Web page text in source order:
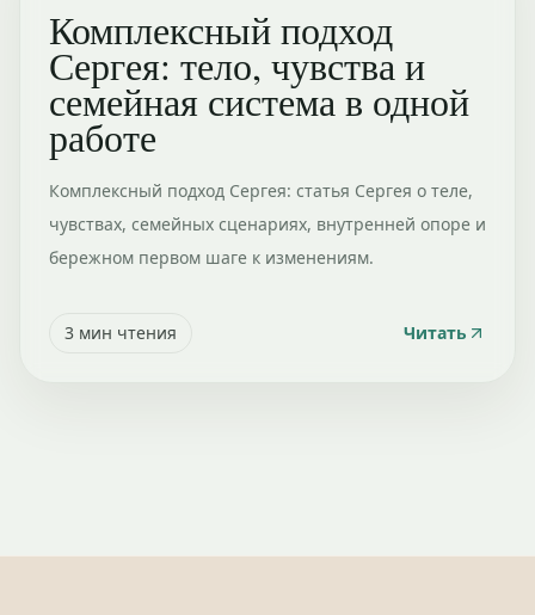
Комплексный подход
Сергея: тело, чувства и
семейная система в одной
работе
Комплексный подход Сергея: статья Сергея о теле,
чувствах, семейных сценариях, внутренней опоре и
бережном первом шаге к изменениям.
3 мин чтения Читать